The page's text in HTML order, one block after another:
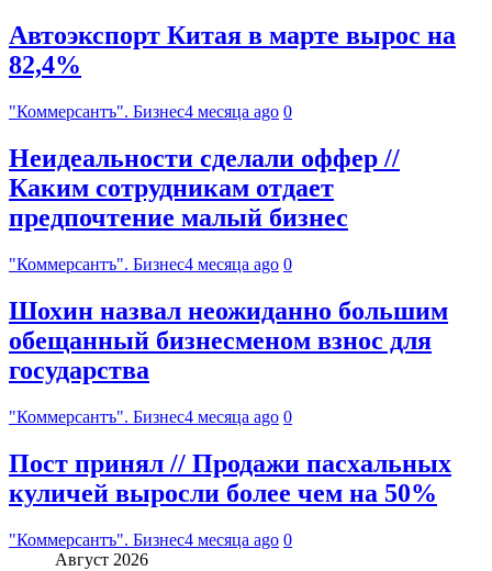
Автоэкспорт Китая в марте вырос на
82,4%
"Коммерсантъ". Бизнес4 месяца ago 0
Неидеальности сделали оффер //
Каким сотрудникам отдает
предпочтение малый бизнес
"Коммерсантъ". Бизнес4 месяца ago 0
Шохин назвал неожиданно большим
обещанный бизнесменом взнос для
государства
"Коммерсантъ". Бизнес4 месяца ago 0
Пост принял // Продажи пасхальных
куличей выросли более чем на 50%
"Коммерсантъ". Бизнес4 месяца ago 0
Август 2026